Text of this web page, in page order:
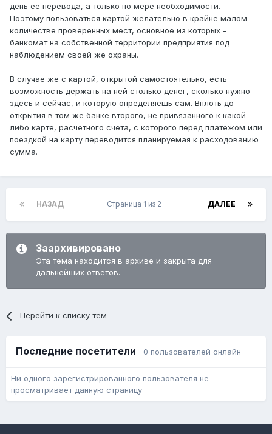
день её перевода, а только по мере необходимости.
Поэтому пользоваться картой желательно в крайне малом
количестве проверенных мест, основное из которых -
банкомат на собственной территории предприятия под
наблюдением своей же охраны.
В случае же с картой, открытой самостоятельно, есть
возможность держать на ней столько денег, сколько нужно
здесь и сейчас, и которую определяешь сам. Вплоть до
открытия в том же банке второго, не привязанного к какой-
либо карте, расчётного счёта, с которого перед платежом или
поездкой на карту переводится планируемая к расходованию
сумма.
НАЗАД ДАЛЕЕ
Страница 1 из 2
Заархивировано
Эта тема находится в архиве и закрыта для
дальнейших ответов.
Перейти к списку тем
Последние посетители 0 пользователей онлайн
Ни одного зарегистрированного пользователя не
просматривает данную страницу